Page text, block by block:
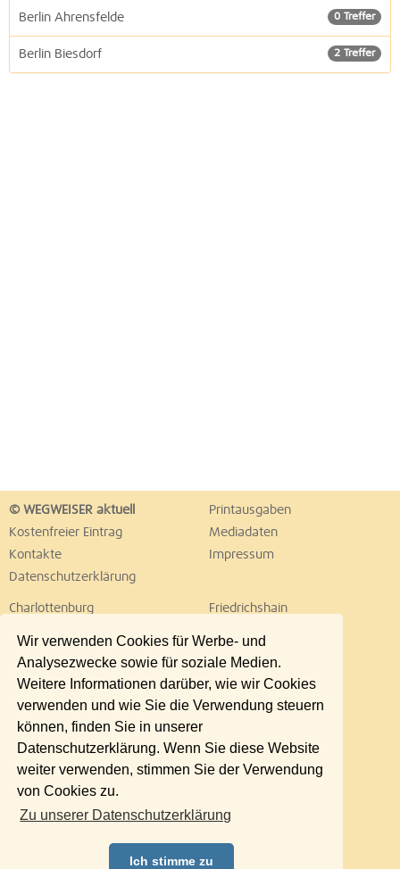
Wir verwenden Cookies für Werbe- und
Analysezwecke sowie für soziale Medien.
Weitere Informationen darüber, wie wir Cookies
verwenden und wie Sie die Verwendung steuern
können, finden Sie in unserer
Datenschutzerklärung. Wenn Sie diese Website
weiter verwenden, stimmen Sie der Verwendung
von Cookies zu.
Zu unserer Datenschutzerklärung
Ich stimme zu
0 Treffer
Berlin Ahrensfelde
2 Treffer
Berlin Biesdorf
© WEGWEISER aktuell
Printausgaben
Kostenfreier Eintrag
Mediadaten
Kontakte
Impressum
Datenschutzerklärung
Charlottenburg
Friedrichshain
Lichtenberg
Marzahn
Neukölln
Pankow
Reinickendorf
Schöneberg
Spandau
Steglitz
Tempelhof
Treptow
Umland Ost